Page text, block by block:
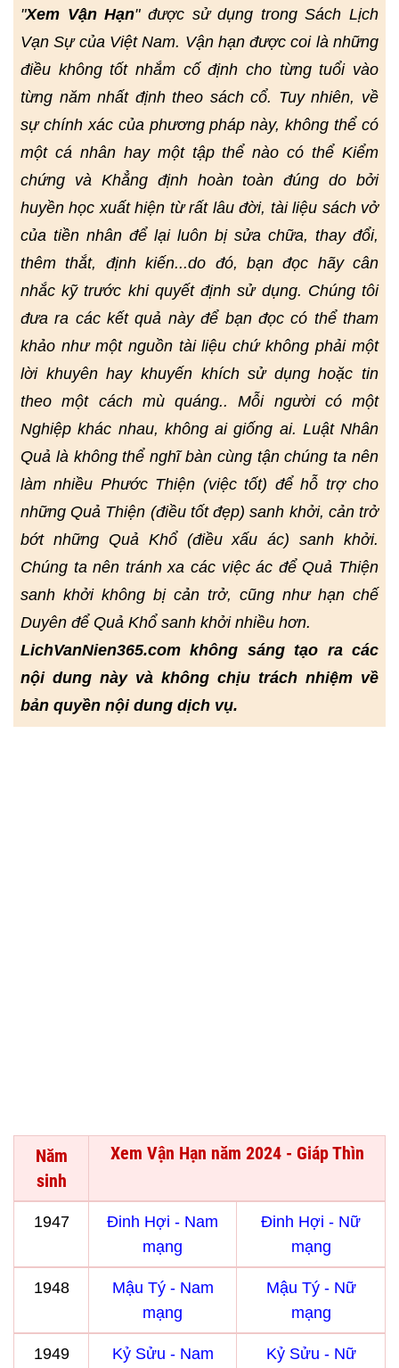
"Xem Vận Hạn" được sử dụng trong Sách Lịch
Vạn Sự của Việt Nam. Vận hạn được coi là những
điều không tốt nhắm cố định cho từng tuổi vào
từng năm nhất định theo sách cổ. Tuy nhiên, về
sự chính xác của phương pháp này, không thể có
một cá nhân hay một tập thể nào có thể Kiểm
chứng và Khẳng định hoàn toàn đúng do bởi
huyền học xuất hiện từ rất lâu đời, tài liệu sách vở
của tiền nhân để lại luôn bị sửa chữa, thay đổi,
thêm thắt, định kiến...do đó, bạn đọc hãy cân
nhắc kỹ trước khi quyết định sử dụng. Chúng tôi
đưa ra các kết quả này để bạn đọc có thể tham
khảo như một nguồn tài liệu chứ không phải một
lời khuyên hay khuyến khích sử dụng hoặc tin
theo một cách mù quáng.. Mỗi người có một
Nghiệp khác nhau, không ai giống ai. Luật Nhân
Quả là không thể nghĩ bàn cùng tận chúng ta nên
làm nhiều Phước Thiện (việc tốt) để hỗ trợ cho
những Quả Thiện (điều tốt đẹp) sanh khởi, cản trở
bớt những Quả Khổ (điều xấu ác) sanh khởi.
Chúng ta nên tránh xa các việc ác để Quả Thiện
sanh khởi không bị cản trở, cũng như hạn chế
Duyên để Quả Khổ sanh khởi nhiều hơn.
LichVanNien365.com không sáng tạo ra các
nội dung này và không chịu trách nhiệm về
bản quyền nội dung dịch vụ.
Năm
sinh
Xem Vận Hạn năm 2024 - Giáp Thìn
1947
Đinh Hợi - Nam
mạng
Đinh Hợi - Nữ
mạng
1948
Mậu Tý - Nam
mạng
Mậu Tý - Nữ
mạng
1949
Kỷ Sửu - Nam
Kỷ Sửu - Nữ